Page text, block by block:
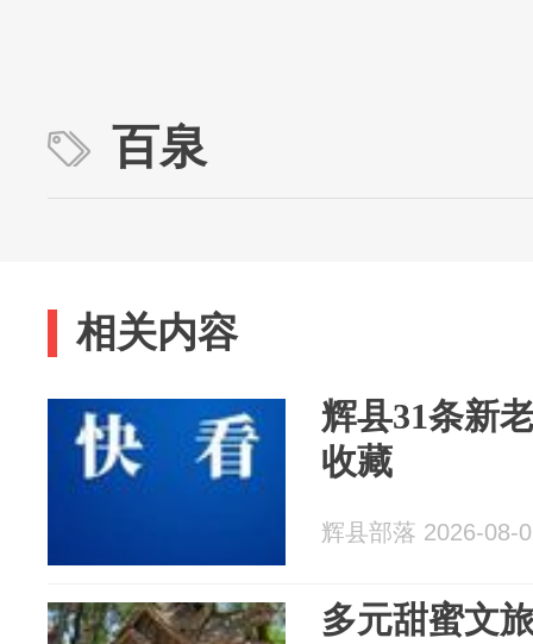
百泉
相关内容
辉县31条新
收藏
辉县部落 2026-08-
多元甜蜜文